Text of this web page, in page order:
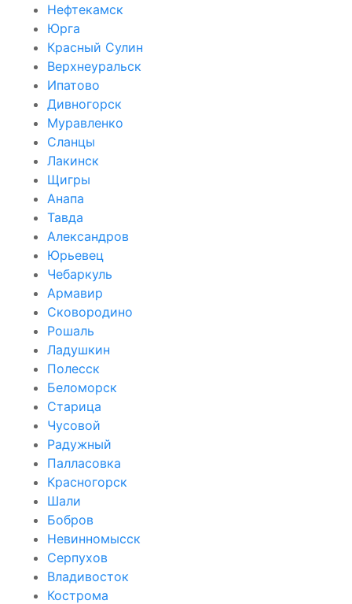
Нефтекамск
Юрга
Красный Сулин
Верхнеуральск
Ипатово
Дивногорск
Муравленко
Сланцы
Лакинск
Щигры
Анапа
Тавда
Александров
Юрьевец
Чебаркуль
Армавир
Сковородино
Рошаль
Ладушкин
Полесск
Беломорск
Старица
Чусовой
Радужный
Палласовка
Красногорск
Шали
Бобров
Невинномысск
Серпухов
Владивосток
Кострома